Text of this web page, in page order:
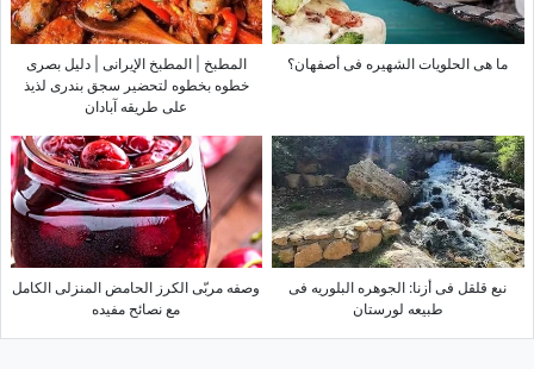
ما هی الحلویات الشهیره فی أصفهان؟
المطبخ | المطبخ الإیرانی | دلیل بصری
خطوه بخطوه لتحضیر سجق بندری لذیذ
على طریقه آبادان
نبع قلقل فی أزنا: الجوهره البلوریه فی
طبیعه لورستان
وصفه مربّى الکرز الحامض المنزلی الکامل
مع نصائح مفیده